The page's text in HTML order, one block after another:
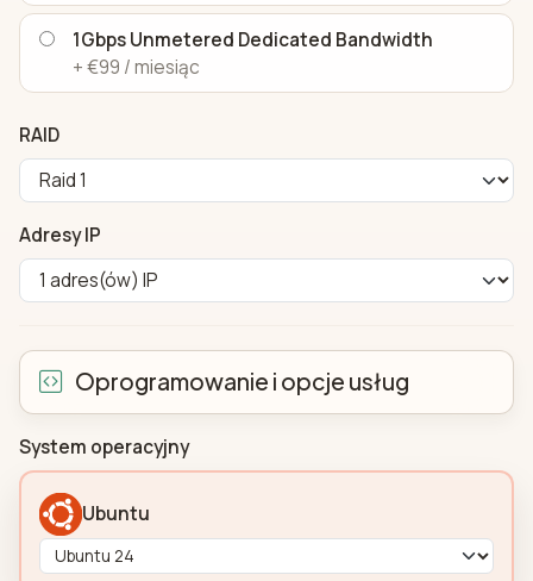
1Gbps Unmetered Dedicated Bandwidth
+ €99 / miesiąc
RAID
Adresy IP
Oprogramowanie i opcje usług
System operacyjny
Ubuntu